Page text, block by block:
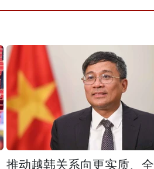
推动越韩关系向更实质、全